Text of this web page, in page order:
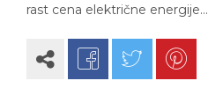
rast cena električne energije…